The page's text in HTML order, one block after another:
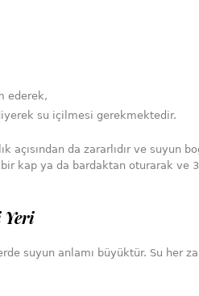
ederek,
su içilmesi gerekmektedir.
açısından da zararlıdır ve suyun
kap ya da bardaktan oturarak ve
Yeri
suyun anlamı büyüktür. Su her